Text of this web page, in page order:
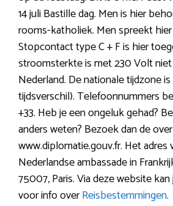
14 juli Bastille dag. Men is hier
rooms-katholiek. Men spreekt hier
Stopcontact type C + F is hier
stroomsterkte is met 230 Volt niet
Nederland. De nationale tijdzone
tijdsverschil). Telefoonnummers
+33. Heb je een ongeluk gehad?
anders weten? Bezoek dan de
www.diplomatie.gouv.fr. Het adres
Nederlandse ambassade in
75007, Paris. Via deze website
voor info overReisbestemmingen.